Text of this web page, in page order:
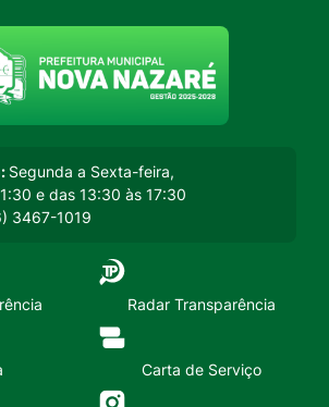
menu principal
Segunda a Sexta-feira,
e das 13:30 às 17:30
3467-1019
Radar Transparência
Carta de Serviço